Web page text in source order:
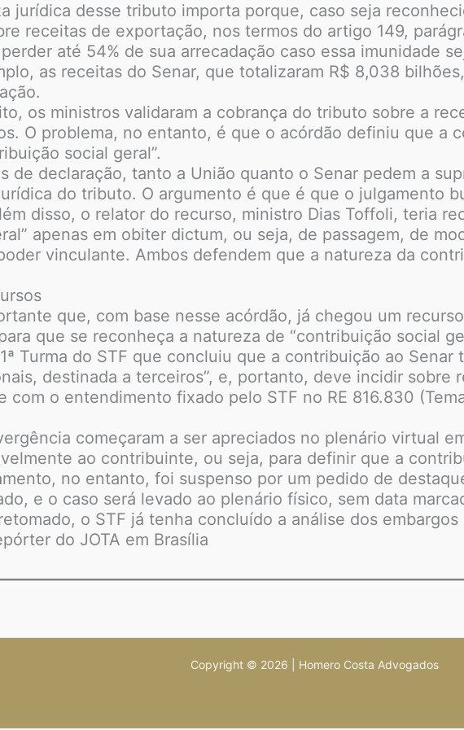
jurídica desse tributo importa porque, caso seja
receitas de exportação, nos termos do artigo 149,
até 54% de sua arrecadação caso essa imunidade
as receitas do Senar, que totalizaram R$ 8,038
os ministros validaram a cobrança do tributo sobre a
O problema, no entanto, é que o acórdão definiu que a
social geral”.
de declaração, tanto a União quanto o Senar pedem a
do tributo. O argumento é que é que o julgamento
disso, o relator do recurso, ministro Dias Toffoli, teria
apenas em obiter dictum, ou seja, de passagem, de
vinculante. Ambos defendem que a natureza da
que, com base nesse acórdão, já chegou um
que se reconheça a natureza de “contribuição social
Turma do STF que concluiu que a contribuição ao
destinada a terceiros”, e, portanto, deve incidir sobre
com o entendimento fixado pelo STF no RE 816.830
começaram a ser apreciados no plenário virtual
ao contribuinte, ou seja, para definir que a
no entanto, foi suspenso por um pedido de
e o caso será levado ao plenário físico, sem data
o STF já tenha concluído a análise dos embargos
do JOTA em Brasília
Copyright © 2026 | Homero Costa Advogados